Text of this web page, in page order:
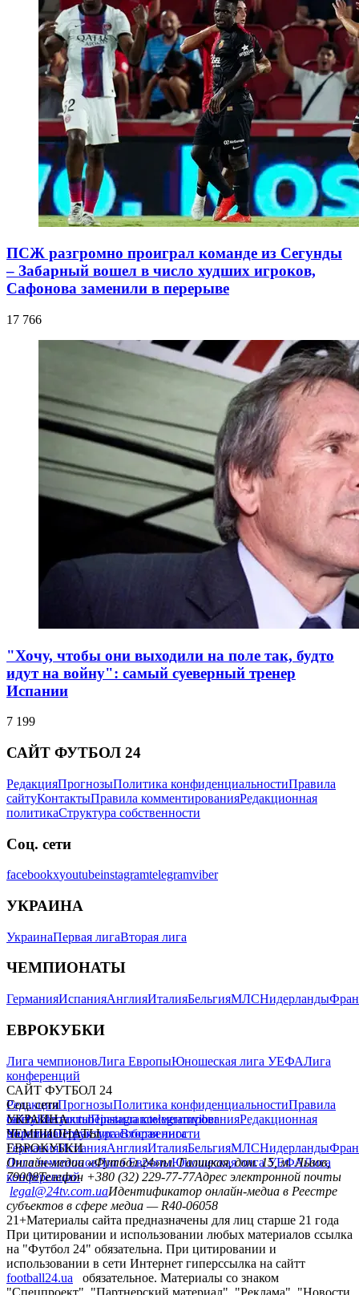
ПСЖ разгромно проиграл команде из Сегунды
– Забарный вошел в число худших игроков,
Сафонова заменили в перерыве
17 766
"Хочу, чтобы они выходили на поле так, будто
идут на войну": самый суеверный тренер
Испании
7 199
САЙТ ФУТБОЛ 24
РедакцияПрогнозыПолитика конфиденциальностиПравила
сайтуКонтактыПравила комментированияРедакционная
политикаСтруктура собственности
Соц. сети
facebookxyoutubeinstagramtelegramviber
УКРАИНА
УкраинаПервая лигаВторая лига
ЧЕМПИОНАТЫ
ГерманияИспанияАнглияИталияБельгияМЛСНидерланды
ЕВРОКУБКИ
Лига чемпионовЛига ЕвропыЮношеская лига УЕФАЛига
конференций
САЙТ ФУТБОЛ 24
РедакцияПрогнозыПолитика конфиденциальностиПравила
сайтуКонтактыПравила комментированияРедакционная
политикаСтруктура собственности
Соц. сети
facebookxyoutubeinstagramtelegramviber
УКРАИНА
УкраинаПервая лигаВторая лига
ЧЕМПИОНАТЫ
ГерманияИспанияАнглияИталияБельгияМЛСНидерланды
ЕВРОКУБКИ
Лига чемпионовЛига ЕвропыЮношеская лига УЕФАЛига
конференций
Онлайн-медиа «Футбол 24»пл. Галицкая, дом. 15, м. Львов,
79008Телефон +380 (32) 229-77-77Адрес электронной почты
legal@24tv.com.uaИдентификатор онлайн-медиа в Реестре
субъектов в сфере медиа — R40-06058
21+Материалы сайта предназначены для лиц старше 21 года
При цитировании и использовании любых материалов ссылка
на "Футбол 24" обязательна. При цитировании и
использовании в сети Интернет гиперссылка на сайтт
football24.ua
обязательное. Материалы со знаком
"Спецпроект", "Партнерский материал", "Реклама", "Новости